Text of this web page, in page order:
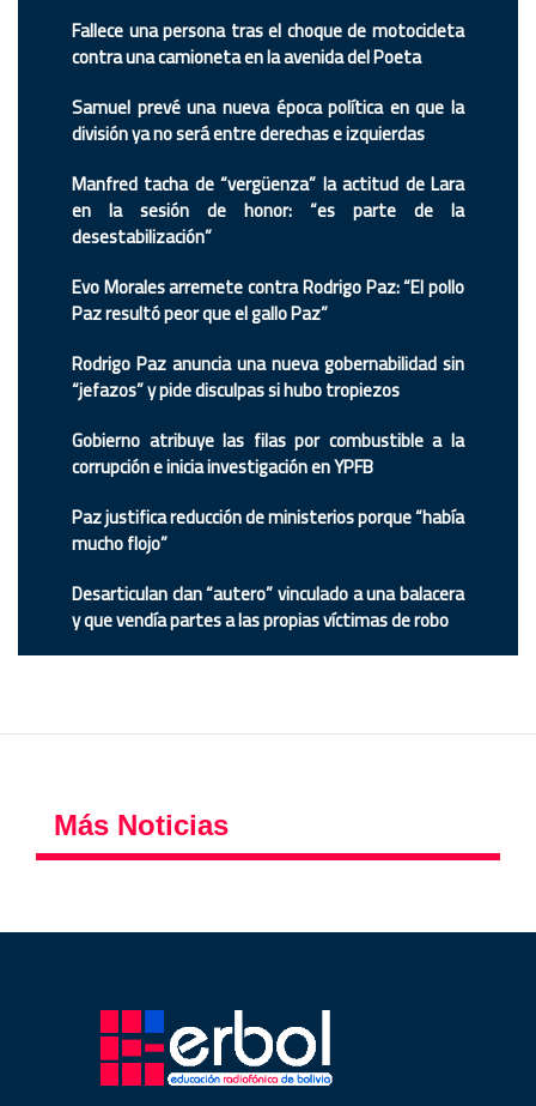
Fallece una persona tras el choque de motocicleta
contra una camioneta en la avenida del Poeta
Samuel prevé una nueva época política en que la
división ya no será entre derechas e izquierdas
Manfred tacha de “vergüenza” la actitud de Lara
en la sesión de honor: “es parte de la
desestabilización”
Evo Morales arremete contra Rodrigo Paz: “El pollo
Paz resultó peor que el gallo Paz”
Rodrigo Paz anuncia una nueva gobernabilidad sin
“jefazos” y pide disculpas si hubo tropiezos
Gobierno atribuye las filas por combustible a la
corrupción e inicia investigación en YPFB
Paz justifica reducción de ministerios porque “había
mucho flojo”
Desarticulan clan “autero” vinculado a una balacera
y que vendía partes a las propias víctimas de robo
Más Noticias